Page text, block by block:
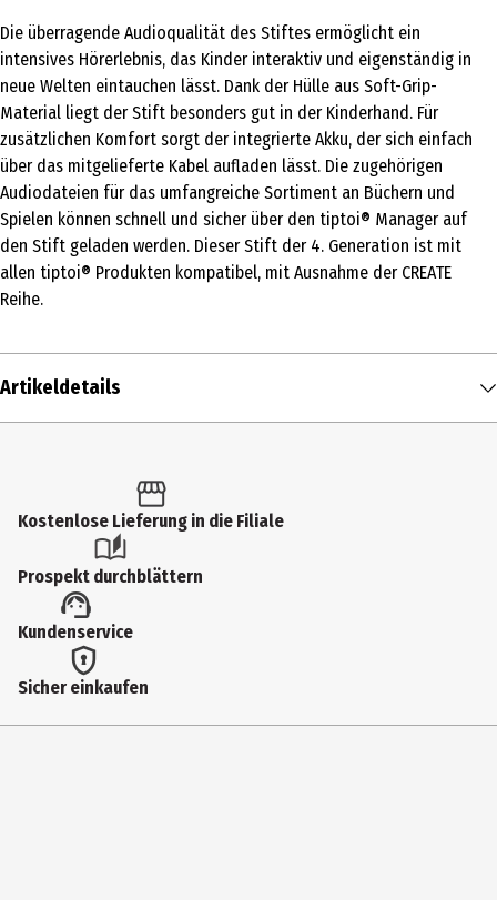
Die überragende Audioqualität des Stiftes ermöglicht ein
intensives Hörerlebnis, das Kinder interaktiv und eigenständig in
neue Welten eintauchen lässt. Dank der Hülle aus Soft-Grip-
Material liegt der Stift besonders gut in der Kinderhand. Für
zusätzlichen Komfort sorgt der integrierte Akku, der sich einfach
über das mitgelieferte Kabel aufladen lässt. Die zugehörigen
Audiodateien für das umfangreiche Sortiment an Büchern und
Spielen können schnell und sicher über den tiptoi® Manager auf
den Stift geladen werden. Dieser Stift der 4. Generation ist mit
allen tiptoi® Produkten kompatibel, mit Ausnahme der CREATE
Reihe.
Artikeldetails
Produkttyp
Aufbausysteme
Altersempfehlung ab
2 Jahre
Artikelnummer des Herstellers
Kostenlose Lieferung in die Filiale
Prospekt durchblättern
Kundenservice
Sicher einkaufen